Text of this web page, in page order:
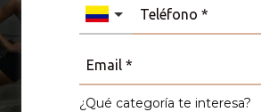
¿Qué categoría te interesa?
Pantalones